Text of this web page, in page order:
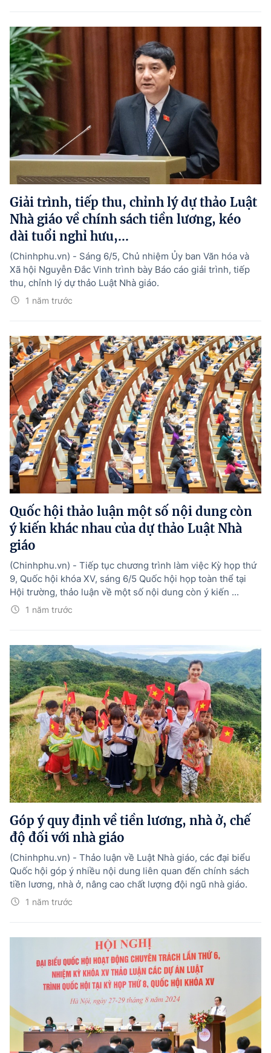
Giải trình, tiếp thu, chỉnh lý dự thảo Luật
Nhà giáo về chính sách tiền lương, kéo
dài tuổi nghỉ hưu,...
1 năm trước
(Chinhphu.vn) - Sáng 6/5, Chủ nhiệm Ủy ban Văn hóa và
Xã hội Nguyễn Đắc Vinh trình bày Báo cáo giải trình, tiếp
thu, chỉnh lý dự thảo Luật Nhà giáo.
Quốc hội thảo luận một số nội dung còn
ý kiến khác nhau của dự thảo Luật Nhà
giáo
1 năm trước
(Chinhphu.vn) - Tiếp tục chương trình làm việc Kỳ họp thứ
9, Quốc hội khóa XV, sáng 6/5 Quốc hội họp toàn thể tại
Hội trường, thảo luận về một số nội dung còn ý kiến ...
Góp ý quy định về tiền lương, nhà ở, chế
độ đối với nhà giáo
1 năm trước
(Chinhphu.vn) - Thảo luận về Luật Nhà giáo, các đại biểu
Quốc hội góp ý nhiều nội dung liên quan đến chính sách
tiền lương, nhà ở, nâng cao chất lượng đội ngũ nhà giáo.